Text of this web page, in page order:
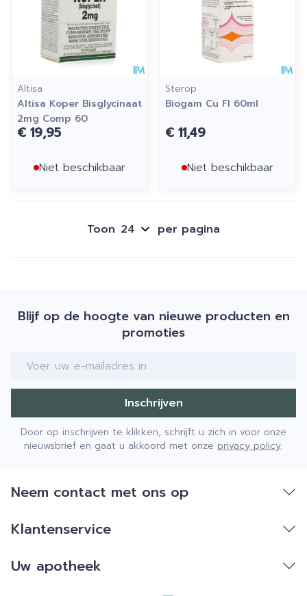
Altisa
Altisa Koper Bisglycinaat
2mg Comp 60
€ 19,95
Niet beschikbaar
Sterop
Biogam Cu Fl 60ml
€ 11,49
Niet beschikbaar
Toon per pagina
Blijf op de hoogte van nieuwe producten en
promoties
E-mail adres
Inschrijven
Door op inschrijven te klikken, schrijft u zich in voor onze
nieuwsbrief en gaat u akkoord met onze privacy policy.
Neem contact met ons op
Klantenservice
Uw apotheek